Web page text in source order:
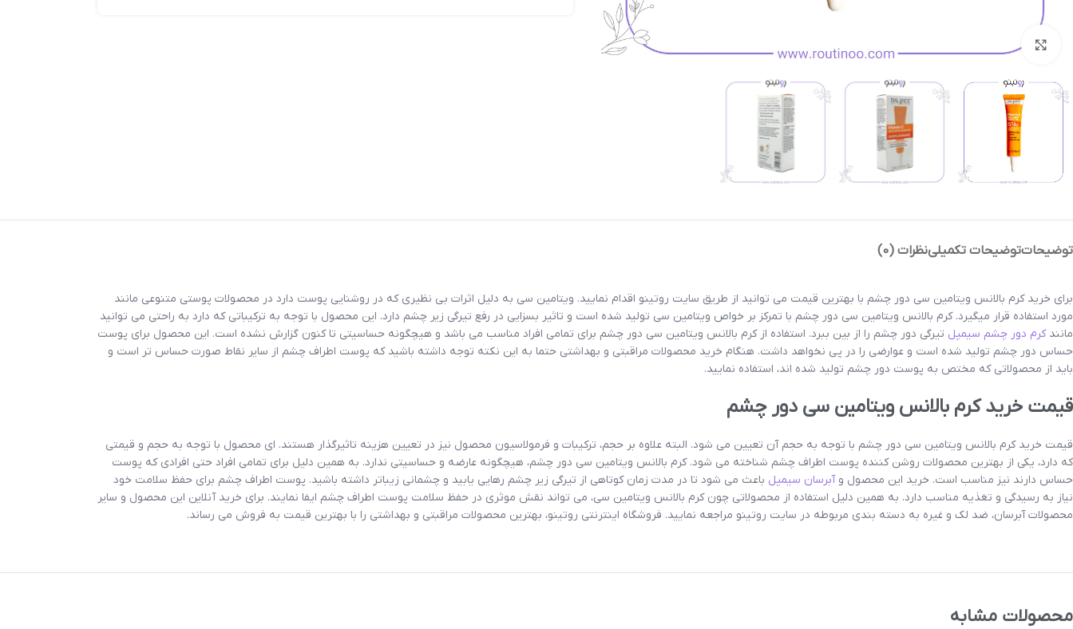
بزرگنمایی تصویر
توضیحاتتوضیحات تکمیلینظرات (0)
برای خرید کرم بالانس ویتامین سی دور چشم با بهترین قیمت می توانید از طریق سایت روتینو اقدام نمایید. ویتامین سی به دلیل اثرات بی نظیری که در روشنایی پوست دارد در محصولات پوستی متنوعی مانند
مورد استفاده قرار میگیرد. کرم بالانس ویتامین سی دور چشم با تمرکز بر خواص ویتامین سی تولید شده است و تاثیر بسزایی در رفع تیرگی زیر چشم دارد. این محصول با توجه به ترکیباتی که دارد به راحتی می توانید
مانندکرم دور چشم سیمپل تیرگی دور چشم را از بین ببرد. استفاده از کرم بالانس ویتامین سی دور چشم برای تمامی افراد مناسب می باشد و هیچگونه حساسیتی تا کنون گزارش نشده است. این محصول برای پوست
حساس دور چشم تولید شده است و عوارضی را در پی نخواهد داشت. هنگام خرید محصولات مراقبتی و بهداشتی حتما به این نکته توجه داشته باشید که پوست اطراف چشم از سایر نقاط صورت حساس تر است و
باید از محصولاتی که مختص به پوست دور چشم تولید شده اند، استفاده نمایید.
قیمت خرید کرم بالانس ویتامین سی دور چشم
قیمت خرید کرم بالانس ویتامین سی دور چشم با توجه به حجم آن تعیین می شود. البته علاوه بر حجم، ترکیبات و فرمولاسیون محصول نیز در تعیین هزینه تاثیرگذار هستند. ای محصول با توجه به حجم و قیمتی
که دارد، یکی از بهترین محصولات روشن کننده پوست اطراف چشم شناخته می شود. کرم بالانس ویتامین سی دور چشم، هیچگونه عارضه و حساسیتی ندارد. به همین دلیل برای تمامی افراد حتی افرادی که پوست
حساس دارند نیز مناسب است. خرید این محصول وآبرسان سیمپل باعث می شود تا در مدت زمان کوتاهی از تیرگی زیر چشم رهایی یابید و چشمانی زیباتر داشته باشید. پوست اطراف چشم برای حفظ سلامت خود
نیاز به رسیدگی و تغذیه مناسب دارد. به همین دلیل استفاده از محصولاتی چون کرم بالانس ویتامین سی، می تواند نقش موثری در حفظ سلامت پوست اطراف چشم ایفا نمایند. برای خرید آنلاین این محصول و سایر
محصولات آبرسان، ضد لک و غیره به دسته بندی مربوطه در سایت روتینو مراجعه نمایید. فروشگاه اینترنتی روتینو، بهترین محصولات مراقبتی و بهداشتی را با بهترین قیمت به فروش می رساند.
محصولات مشابه